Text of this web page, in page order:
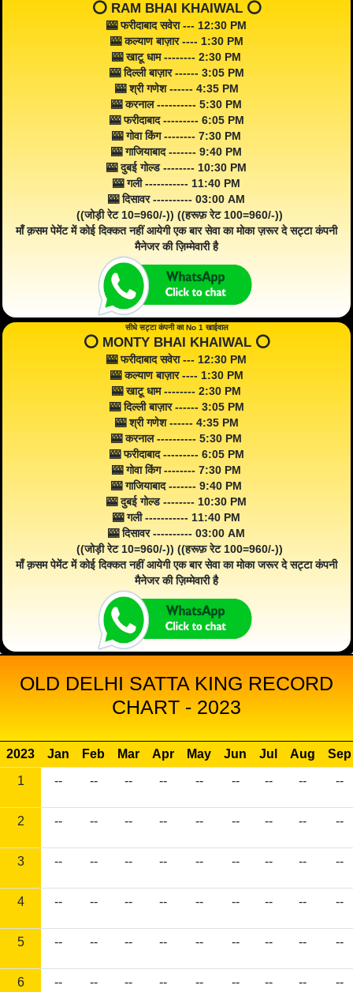
⭕️ RAM BHAI KHAIWAL ⭕️
🎰 फरीदाबाद सवेरा --- 12:30 PM
🎰 कल्याण बाज़ार ---- 1:30 PM
🎰 खाटू धाम -------- 2:30 PM
🎰 दिल्ली बाज़ार ------ 3:05 PM
🎰 श्री गणेश ------ 4:35 PM
🎰 करनाल ---------- 5:30 PM
🎰 फरीदाबाद --------- 6:05 PM
🎰 गोवा किंग -------- 7:30 PM
🎰 गाजियाबाद ------- 9:40 PM
🎰 दुबई गोल्ड -------- 10:30 PM
🎰 गली ----------- 11:40 PM
🎰 दिसावर ---------- 03:00 AM
((जोड़ी रेट 10=960/-)) ((हरूफ़ रेट 100=960/-))
माँ क़सम पेमेंट में कोई दिक्कत नहीं आयेगी एक बार सेवा का मोका ज़रूर दे सट्टा कंपनी
मैनेजर की ज़िम्मेवारी है
सीधे सट्टा कंपनी का No 1 खाईवाल
⭕️ MONTY BHAI KHAIWAL ⭕️
🎰 फरीदाबाद सवेरा --- 12:30 PM
🎰 कल्याण बाज़ार ---- 1:30 PM
🎰 खाटू धाम -------- 2:30 PM
🎰 दिल्ली बाज़ार ------ 3:05 PM
🎰 श्री गणेश ------ 4:35 PM
🎰 करनाल ---------- 5:30 PM
🎰 फरीदाबाद --------- 6:05 PM
🎰 गोवा किंग -------- 7:30 PM
🎰 गाजियाबाद ------- 9:40 PM
🎰 दुबई गोल्ड -------- 10:30 PM
🎰 गली ----------- 11:40 PM
🎰 दिसावर ---------- 03:00 AM
((जोड़ी रेट 10=960/-)) ((हरूफ़ रेट 100=960/-))
माँ क़सम पेमेंट में कोई दिक्कत नहीं आयेगी एक बार सेवा का मोका जरूर दे सट्टा कंपनी
मैनेजर की ज़िम्मेवारी है
OLD DELHI SATTA KING RECORD
CHART - 2023
2023 Jan Feb Mar Apr May Jun Jul Aug
Sep
1
-- -- -- -- -- -- -- -- --
2 -- -- -- -- -- -- -- -- --
3 -- -- -- -- -- -- -- -- --
4 -- -- -- -- -- -- -- -- --
5 -- -- -- -- -- -- -- -- --
6 -- -- -- -- -- -- -- -- --